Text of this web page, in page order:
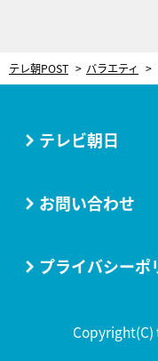
テレ朝POST バラエティ
テレビ朝日
お問い合わせ
プライバシーポ
Copyright(C)